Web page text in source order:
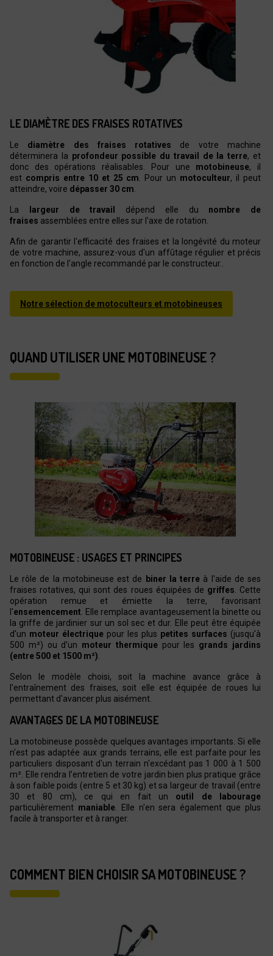
LE DIAMÈTRE DES FRAISES ROTATIVES
Le diamètre des fraises rotatives de votre machine
déterminera la profondeur possible du travail de la terre, et
donc des opérations réalisables. Pour une motobineuse, il
est compris entre 10 et 25 cm . Pour un motoculteur, il peut
atteindre, voire dépasser 30 cm
La largeur de travail dépend elle du nombre de
fraises assemblées entre elles sur l'axe de rotation.
Afin de garantir l'efficacité des fraises et la longévité du moteur
de votre machine, assurez-vous d'un affûtage régulier et précis
en fonction de l'angle recommandé par le constructeur..
Notre sélection de motoculteurs et motobineuses
QUAND UTILISER UNE MOTOBINEUSE ?
MOTOBINEUSE : USAGES ET PRINCIPES
Le rôle de la motobineuse est de biner la terre à l'aide de ses
fraises rotatives, qui sont des roues équipées de griffes . Cette
opération remue et émiette la terre, favorisant
l'ensemencement . Elle remplace avantageusement la binette ou
la griffe de jardinier sur un sol sec et dur. Elle peut être équipée
d'un moteur électrique pour les plus petites surfaces (jusqu'à
500 m²) ou d'un moteur thermique pour les grands jardins
(entre 500 et 1500 m²)
Selon le modèle choisi, soit la machine avance grâce à
l'entraînement des fraises, soit elle est équipée de roues lui
permettant d'avancer plus aisément.
AVANTAGES DE LA MOTOBINEUSE
La motobineuse possède quelques avantages importants. Si elle
n'est pas adaptée aux grands terrains, elle est parfaite pour les
particuliers disposant d'un terrain n'excédant pas 1 000 à 1 500
m². Elle rendra l’entretien de votre jardin bien plus pratique grâce
à son faible poids (entre 5 et 30 kg) et sa largeur de travail (entre
30 et 80 cm), ce qui en fait un outil de labourage
particulièrement maniable. Elle n'en sera également que plus
facile à transporter et à ranger.
COMMENT BIEN CHOISIR SA MOTOBINEUSE ?